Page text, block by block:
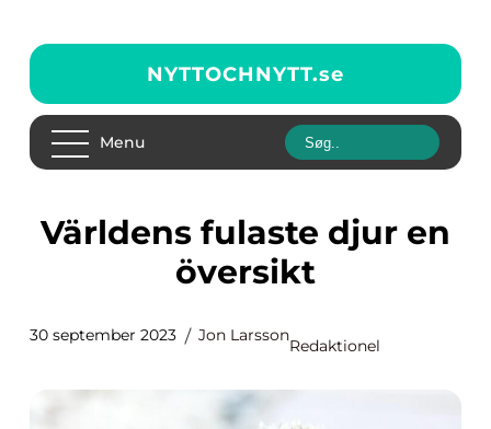
NYTTOCHNYTT.se
Menu
Världens fulaste djur en
översikt
30 september 2023 Jon Larsson
Redaktionel